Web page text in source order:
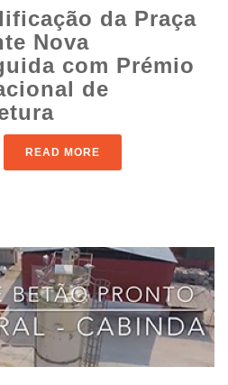
da Praça
Nova
com Prémio
de
READ MORE